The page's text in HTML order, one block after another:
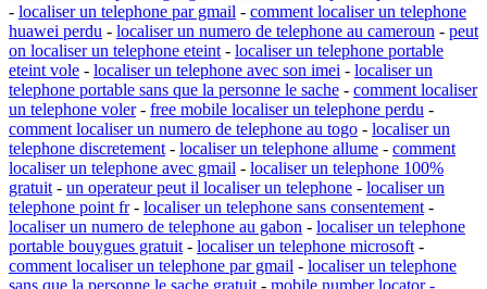
- localiser un telephone par gmail - comment localiser un telephone
huawei perdu - localiser un numero de telephone au cameroun - peut
on localiser un telephone eteint - localiser un telephone portable
eteint vole - localiser un telephone avec son imei - localiser un
telephone portable sans que la personne le sache - comment localiser
un telephone voler- free mobile localiser un telephone perdu -
comment localiser un numero de telephone au togo - localiser un
telephone discretement - localiser un telephone allume - comment
localiser un telephone avec gmail - localiser un telephone 100%
gratuit - un operateur peut il localiser un telephone - localiser un
telephone point fr- localiser un telephone sans consentement -
localiser un numero de telephone au gabon - localiser un telephone
portable bouygues gratuit - localiser un telephone microsoft -
comment localiser un telephone par gmail - localiser un telephone
sans que la personne le sache gratuit - mobile number locator -